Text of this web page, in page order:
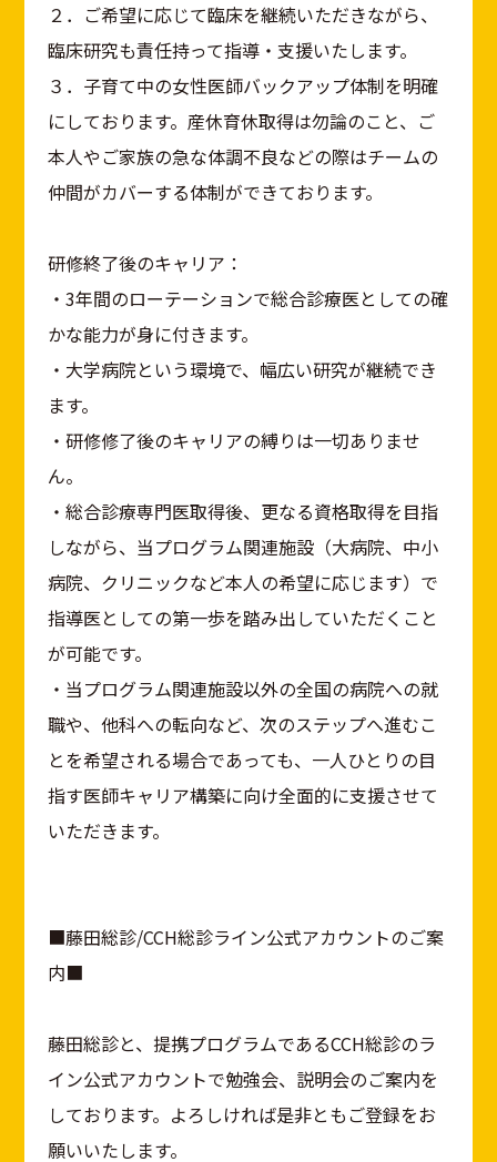
２．ご希望に応じて臨床を継続いただきながら、
臨床研究も責任持って指導・支援いたします。
３．子育て中の女性医師バックアップ体制を明確
にしております。産休育休取得は勿論のこと、ご
本人やご家族の急な体調不良などの際はチームの
仲間がカバーする体制ができております。
研修終了後のキャリア：
・3年間のローテーションで総合診療医としての確
かな能力が身に付きます。
・大学病院という環境で、幅広い研究が継続でき
ます。
・研修修了後のキャリアの縛りは一切ありませ
ん。
・総合診療専門医取得後、更なる資格取得を目指
しながら、当プログラム関連施設（大病院、中小
病院、クリニックなど本人の希望に応じます）で
指導医としての第一歩を踏み出していただくこと
が可能です。
・当プログラム関連施設以外の全国の病院への就
職や、他科への転向など、次のステップへ進むこ
とを希望される場合であっても、一人ひとりの目
指す医師キャリア構築に向け全面的に支援させて
いただきます。
■藤田総診/CCH総診ライン公式アカウントのご案
内■
藤田総診と、提携プログラムであるCCH総診のラ
イン公式アカウントで勉強会、説明会のご案内を
しております。よろしければ是非ともご登録をお
願いいたします。